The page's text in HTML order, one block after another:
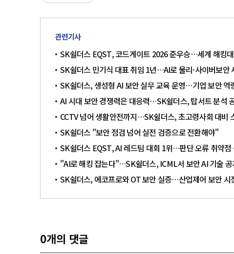
관련기사
SK쉴더스 EQST, 코드게이트 2026 준우승…세계 해킹
SK쉴더스 민기식 대표 취임 1년…AI로 물리·사이버보안
SK쉴더스, 생성형 AI 보안 실무 교육 운영…기업 보안 역
AI 시대 보안 경쟁력은 대응력…SK쉴더스, 탑서트 분석
CCTV 넘어 생활안전까지…SK쉴더스, 초고령사회 대비
SK쉴더스 "보안 점검 넘어 실전 검증으로 전환해야"
SK쉴더스 EQST, AI 레드팀 대회 1위…판단 오류 취약점
"AI로 해킹 잡는다"…SK쉴더스, ICML서 보안 AI 기술 공
SK쉴더스, 에코프로와 OT 보안 실증…산업제어 보안 시
0개의 댓글